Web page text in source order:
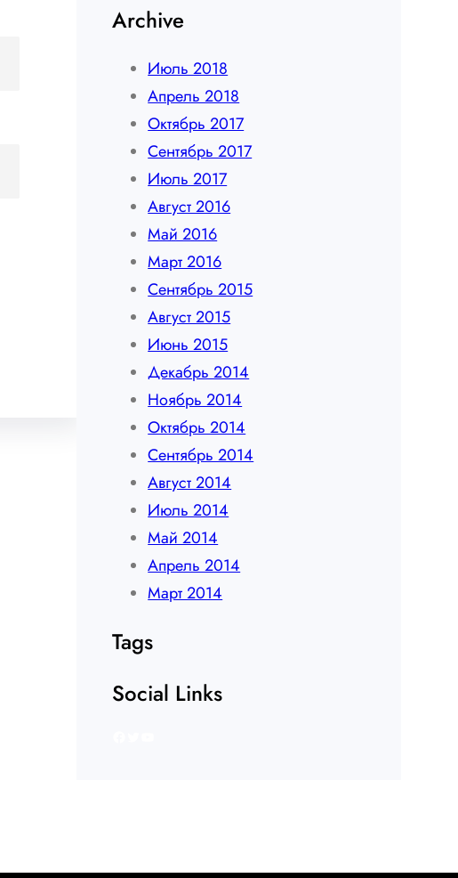
Archive
Июль 2018
Апрель 2018
Октябрь 2017
Сентябрь 2017
Июль 2017
Август 2016
Май 2016
Март 2016
Сентябрь 2015
Август 2015
Июнь 2015
Декабрь 2014
Ноябрь 2014
Октябрь 2014
Сентябрь 2014
Август 2014
Июль 2014
Май 2014
Апрель 2014
Март 2014
Tags
Social Links